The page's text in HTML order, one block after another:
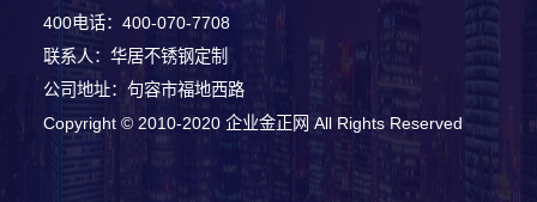
400电话：400-070-7708
联系人：华居不锈钢定制
公司地址：句容市福地西路
Copyright © 2010-2020 企业金正网 All Rights Reserved